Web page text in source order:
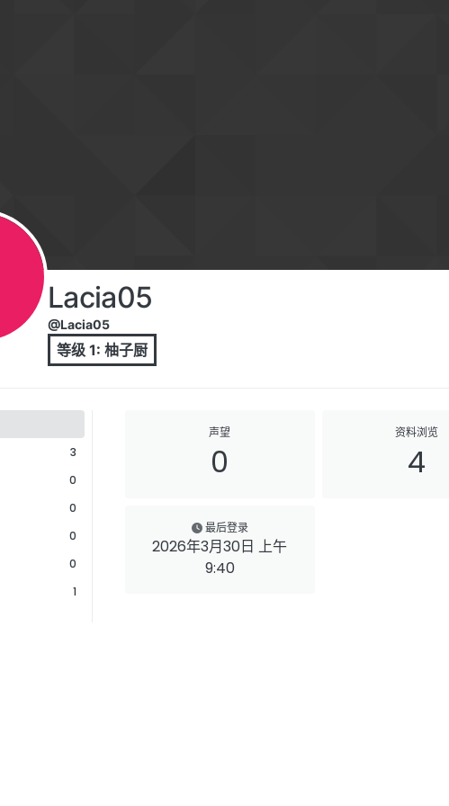
Lacia05
@Lacia05
等级 1: 柚子厨
3
0
0
0
0
1
声望
0
资料浏览
4
最后登录
2026年3月30日 上午
9:40